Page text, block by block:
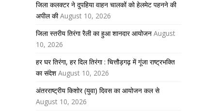
जिला कलक्टर ने दुपहिया वाहन चालकों को हेलमेट पहनने की
अपील की August 10, 2026
जिला स्तरीय तिरंगा रैली का हुआ शानदार आयोजन August
10, 2026
हर घर तिरंगा, हर दिल तिरंगा : चित्तौड़गढ़ में गूंजा राष्ट्रभक्ति
का संदेश August 10, 2026
अंतरराष्ट्रीय किशोर (युवा) दिवस का आयोजन कल से
August 10, 2026